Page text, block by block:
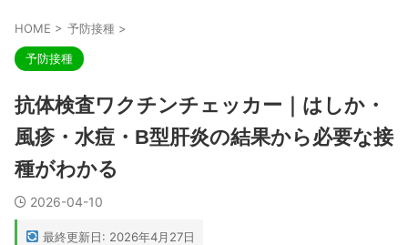
HOME > 予防接種 >
予防接種
抗体検査ワクチンチェッカー｜はしか・
風疹・水痘・B型肝炎の結果から必要な接
種がわかる
2026-04-10
最終更新日: 2026年4月27日